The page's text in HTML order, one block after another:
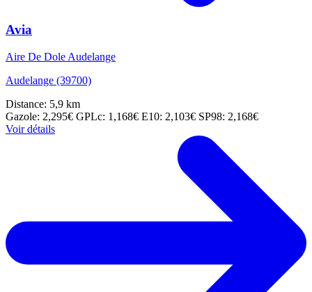
Avia
Aire De Dole Audelange
Audelange (39700)
Distance: 5,9 km
Gazole: 2,295€ GPLc: 1,168€ E10: 2,103€ SP98: 2,168€
Voir détails